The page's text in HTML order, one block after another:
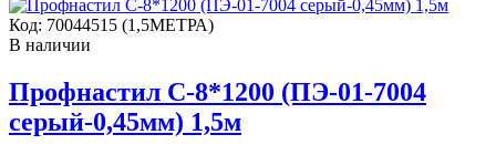
Код: 70044515 (1,5МЕТРА)
В наличии
Профнастил С-8*1200 (ПЭ-01-7004
серый-0,45мм) 1,5м